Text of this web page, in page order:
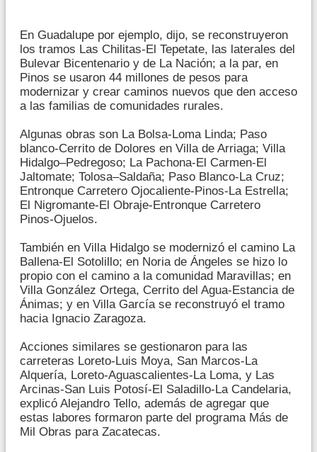
En Guadalupe por ejemplo, dijo, se reconstruyeron
los tramos Las Chilitas-El Tepetate, las laterales del
Bulevar Bicentenario y de La Nación; a la par, en
Pinos se usaron 44 millones de pesos para
modernizar y crear caminos nuevos que den acceso
a las familias de comunidades rurales.
Algunas obras son La Bolsa-Loma Linda; Paso
blanco-Cerrito de Dolores en Villa de Arriaga; Villa
Hidalgo–Pedregoso; La Pachona-El Carmen-El
Jaltomate; Tolosa–Saldaña; Paso Blanco-La Cruz;
Entronque Carretero Ojocaliente-Pinos-La Estrella;
El Nigromante-El Obraje-Entronque Carretero
Pinos-Ojuelos.
También en Villa Hidalgo se modernizó el camino La
Ballena-El Sotolillo; en Noria de Ángeles se hizo lo
propio con el camino a la comunidad Maravillas; en
Villa González Ortega, Cerrito del Agua-Estancia de
Ánimas; y en Villa García se reconstruyó el tramo
hacia Ignacio Zaragoza.
Acciones similares se gestionaron para las
carreteras Loreto-Luis Moya, San Marcos-La
Alquería, Loreto-Aguascalientes-La Loma, y Las
Arcinas-San Luis Potosí-El Saladillo-La Candelaria,
explicó Alejandro Tello, además de agregar que
estas labores formaron parte del programa Más de
Mil Obras para Zacatecas.